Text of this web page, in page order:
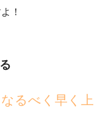
！
なるべく早く上